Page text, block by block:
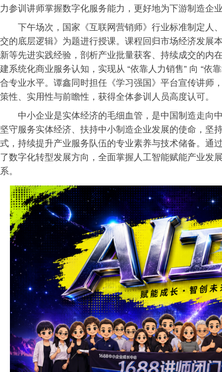
力参训讲师掌握数字化服务能力，更好地为下游制造企
下午场次，国家《互联网营销师》行业标准制定人
交的底层逻辑》为题进行授课。课程回归市场经济发展
新等先进实践经验，剖析产业批量获客、持续成交的内
建系统化商业服务认知，实现从 “依靠人力销售” 向 “依
合专业水平。谭鑫同时担任《学习 强国》平台宣传讲师
策性、实用性与前瞻性，获得全体参训人员高度认可。
中小企业是实体经济的毛细血管，是中国制造走向
坚守服务实体经济、扶持中小制造企业发展的使命，坚
式，持续提升产业服务队伍的专业素养与技术储备。通
了数字化转型发展方向，全面掌握人工智能赋能产业发
系。